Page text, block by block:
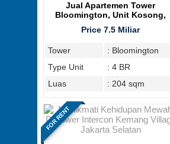
Jual Apartemen Tower
Bloomington, Unit Kosong,
Lantai Atas
Price 7.5 Miliar
Tower
: Bloomington
Type Unit
: 4 BR
Luas
: 204 sqm
FOR RENT